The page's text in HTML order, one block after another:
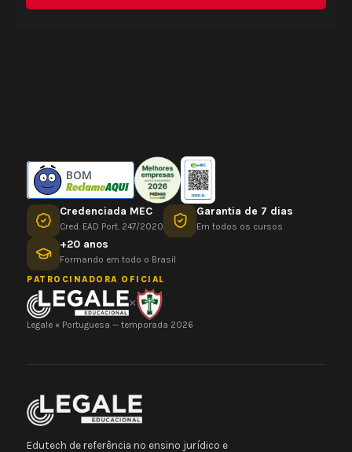
BOM
Credenciada MEC
Cred. EAD Port. 247/2020
Garantia de 7 dias
Em todos os cursos
+20 anos
Formando em todo o Brasil
PATROCINADORA OFICIAL
×
Legale × Portuguesa — temporada 2026
Edutech de referência no ensino jurídico e